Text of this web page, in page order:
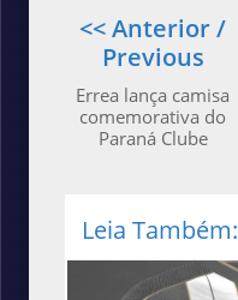
<< Anterior /
Previous
Errea lança camisa
comemorativa do
Paraná Clube
Leia Também: